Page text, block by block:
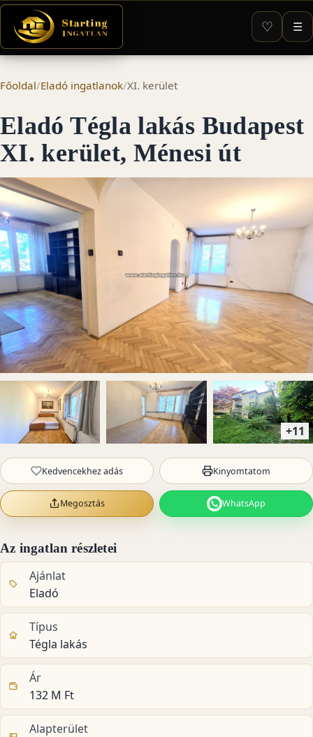
♡ ☰
Főoldal/Eladó ingatlanok/XI. kerület
Eladó Tégla lakás Budapest
XI. kerület, Ménesi út
+11
Kedvencekhez adás Kinyomtatom
Megosztás WhatsApp
Az ingatlan részletei
Ajánlat
Eladó
Típus
Tégla lakás
Ár
132 M Ft
Alapterület